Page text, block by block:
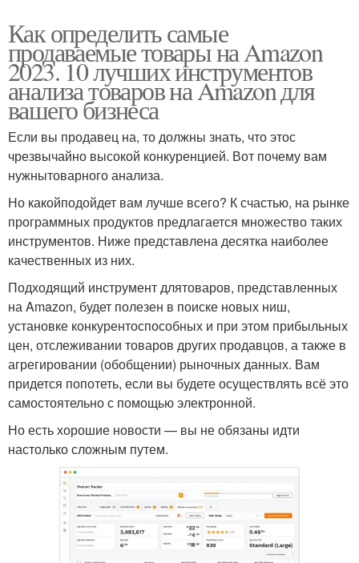
Как определить самые
продаваемые товары на Amazon
2023. 10 лучших инструментов
анализа товаров на Amazon для
вашего бизнеса
Если вы продавец на, то должны знать, что этос
чрезвычайно высокой конкуренцией. Вот почему вам
нужнытоварного анализа.
Но какойподойдет вам лучше всего? К счастью, на рынке
программных продуктов предлагается множество таких
инструментов. Ниже представлена десятка наиболее
качественных из них.
Подходящий инструмент длятоваров, представленных
на Amazon, будет полезен в поиске новых ниш,
установке конкурентоспособных и при этом прибыльных
цен, отслеживании товаров других продавцов, а также в
агрегировании (обобщении) рыночных данных. Вам
придется попотеть, если вы будете осуществлять всё это
самостоятельно с помощью электронной.
Но есть хорошие новости — вы не обязаны идти
настолько сложным путем.